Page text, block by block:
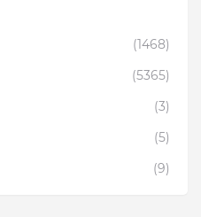
(1468)
(5365)
(3)
(5)
(9)